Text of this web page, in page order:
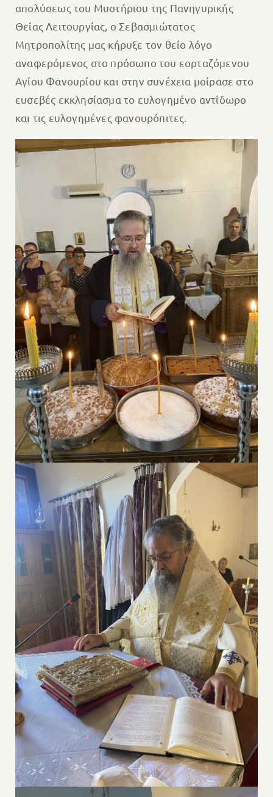
απολύσεως του Μυστήριου της Πανηγυρικής
Θείας Λειτουργίας, ο Σεβασμιώτατος
Μητροπολίτης μας κήρυξε τον θείο λόγο
αναφερόμενος στο πρόσωπο του εορταζόμενου
Αγίου Φανουρίου και στην συνέχεια μοίρασε στο
ευσεβές εκκλησίασμα το ευλογημένο αντίδωρο
και τις ευλογημένες φανουρόπιτες.